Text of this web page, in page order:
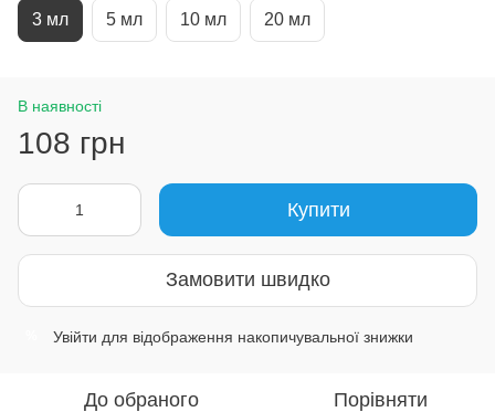
3 мл 5 мл 10 мл 20 мл
В наявності
108 грн
Купити
Замовити швидко
Увійти для відображення накопичувальної знижки
До обраного Порівняти